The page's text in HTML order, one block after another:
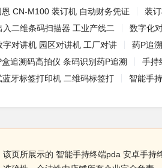
恩 CN-M100 装订机 自动财务凭证
装
入二维条码扫描器 工业产线二
数字化
字对讲机 园区对讲机 工厂对讲
药P追
盒追溯码高拍仪 条码识别药P追溯
手持
蓝牙标签打印机 二维码标签打 智能手
页所展示的 智能手持终端pda 安卓手持